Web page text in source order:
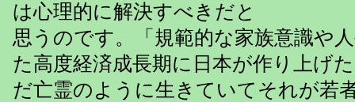
は心理的に解決すべきだと
思うのです。「規範的な家族意識や
た高度経済成長期に日本が作り上げ
だ亡霊のように生きていてそれが若